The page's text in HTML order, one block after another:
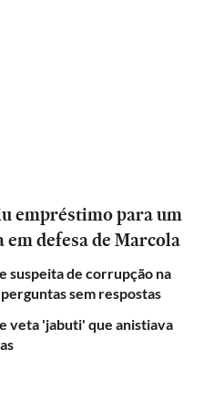
empréstimo para um
defesa de Marcola
suspeita de corrupção na
sem respostas
veta 'jabuti' que anistiava